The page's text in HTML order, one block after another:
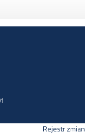
Rejestr zmian